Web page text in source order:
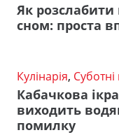
Як
сном: проста
Кулінарія,
Кабачкова
виходить
помилку